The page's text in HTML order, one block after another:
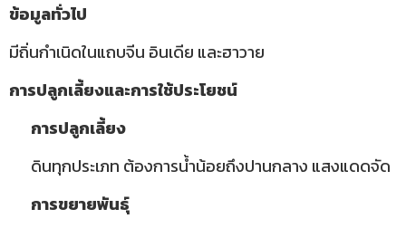
ข้อมูลทั่วไป
มีถิ่นกำเนิดในแถบจีน อินเดีย และฮาวาย
การปลูกเลี้ยงและการใช้ประโยชน์
การปลูกเลี้ยง
ดินทุกประเภท ต้องการน้ำน้อยถึงปานกลาง แสงแดดจัด
การขยายพันธุ์